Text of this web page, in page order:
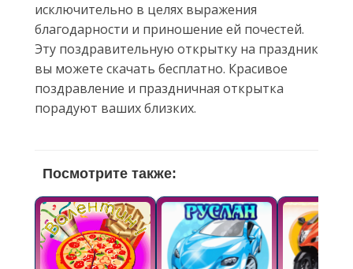
исключительно в целях выражения
благодарности и приношение ей почестей.
Эту поздравительную открытку на праздник
вы можете скачать бесплатно. Красивое
поздравление и праздничная открытка
порадуют ваших близких.
Посмотрите также: